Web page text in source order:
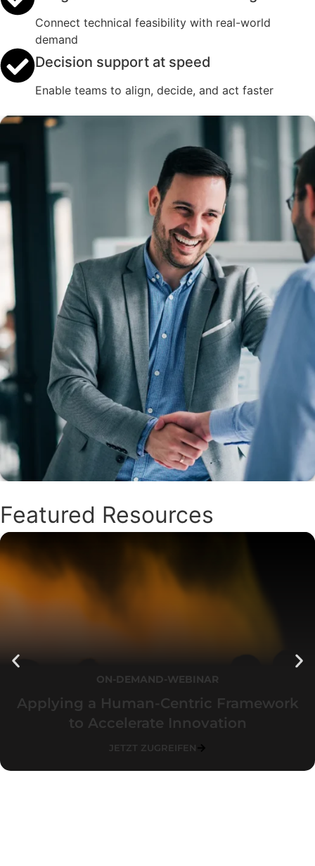
Connect technical feasibility with real-world
demand
Decision support at speed
Enable teams to align, decide, and act faster
Featured Resources
ON-DEMAND-WEBINAR
Applying a Human-Centric Framework
to Accelerate Innovation
JETZT ZUGREIFEN